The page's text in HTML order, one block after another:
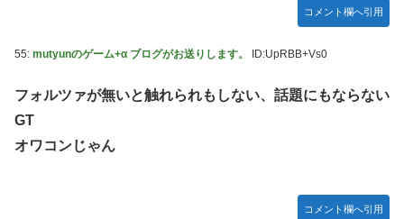
コメント欄へ引用
55: mutyunのゲーム+α ブログがお送りします。 ID:UpRBB+Vs0
フォルツァが無いと触れられもしない、話題にもならない
GT
オワコンじゃん
コメント欄へ引用